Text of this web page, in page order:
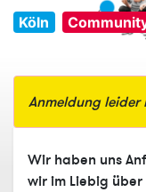
Köln
Anmeldung
Wir haben uns
wir im Liebig